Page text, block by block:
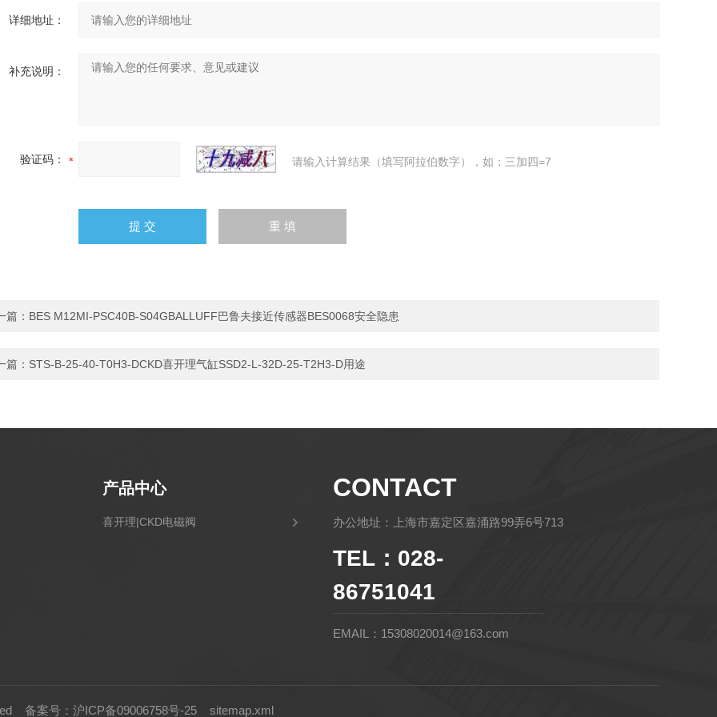
详细地址：
补充说明：
验证码： 请输入计算结果（填写阿拉伯数字），如：三加四=7
篇： BES M12MI-PSC40B-S04GBALLUFF巴鲁夫接近传感器BES0068安全隐患
篇： STS-B-25-40-T0H3-DCKD喜开理气缸SSD2-L-32D-25-T2H3-D用途
产品中心
喜开理|CKD电磁阀
CONTACT
办公地址：上海市嘉定区嘉涌路99弄6号713
TEL：028-
86751041
EMAIL：15308020014@163.com
备案号：沪ICP备09006758号-25 sitemap.xml